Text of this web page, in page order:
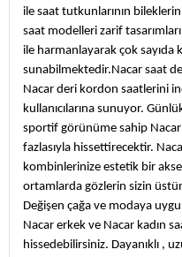
ile saat tutkunlarının
saat modelleri zarif
ile harmanlayarak çok
sunabilmektedir.Nacar saat
Nacar deri kordon saatlerini
kullanıcılarına sunuyor.
sportif görünüme sahip Nacar
fazlasıyla hissettirecektir.
kombinlerinize estetik bir
ortamlarda gözlerin sizin
Değişen çağa ve modaya
Nacar erkek ve Nacar kadın
hissedebilirsiniz. Dayanıklı ,